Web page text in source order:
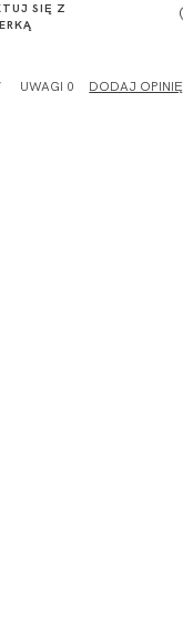
Głowno
SIĘ Z
UWAGI 0 DODAJ OPINIĘ